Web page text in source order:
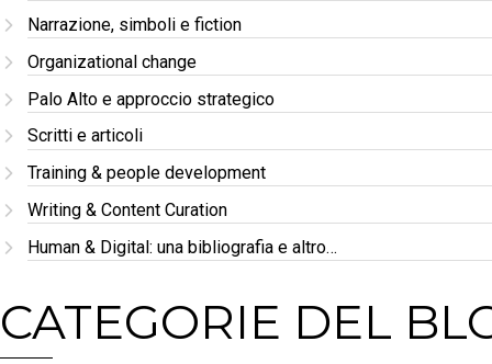
Narrazione, simboli e fiction
Organizational change
Palo Alto e approccio strategico
Scritti e articoli
Training & people development
Writing & Content Curation
Human & Digital: una bibliografia e altro…
CATEGORIE DEL